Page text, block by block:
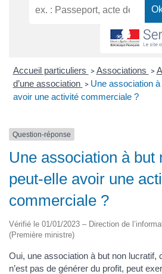
Accueil particuliers > Associations >
d’une association > Une association
avoir une activité commerciale ?
Question-réponse
Une association à but
peut-elle avoir une
commerciale ?
Vérifié le 01/01/2023 – Direction de
(Première ministre)
Oui, une association à but non lucratif,
n’est pas de générer du profit, peut